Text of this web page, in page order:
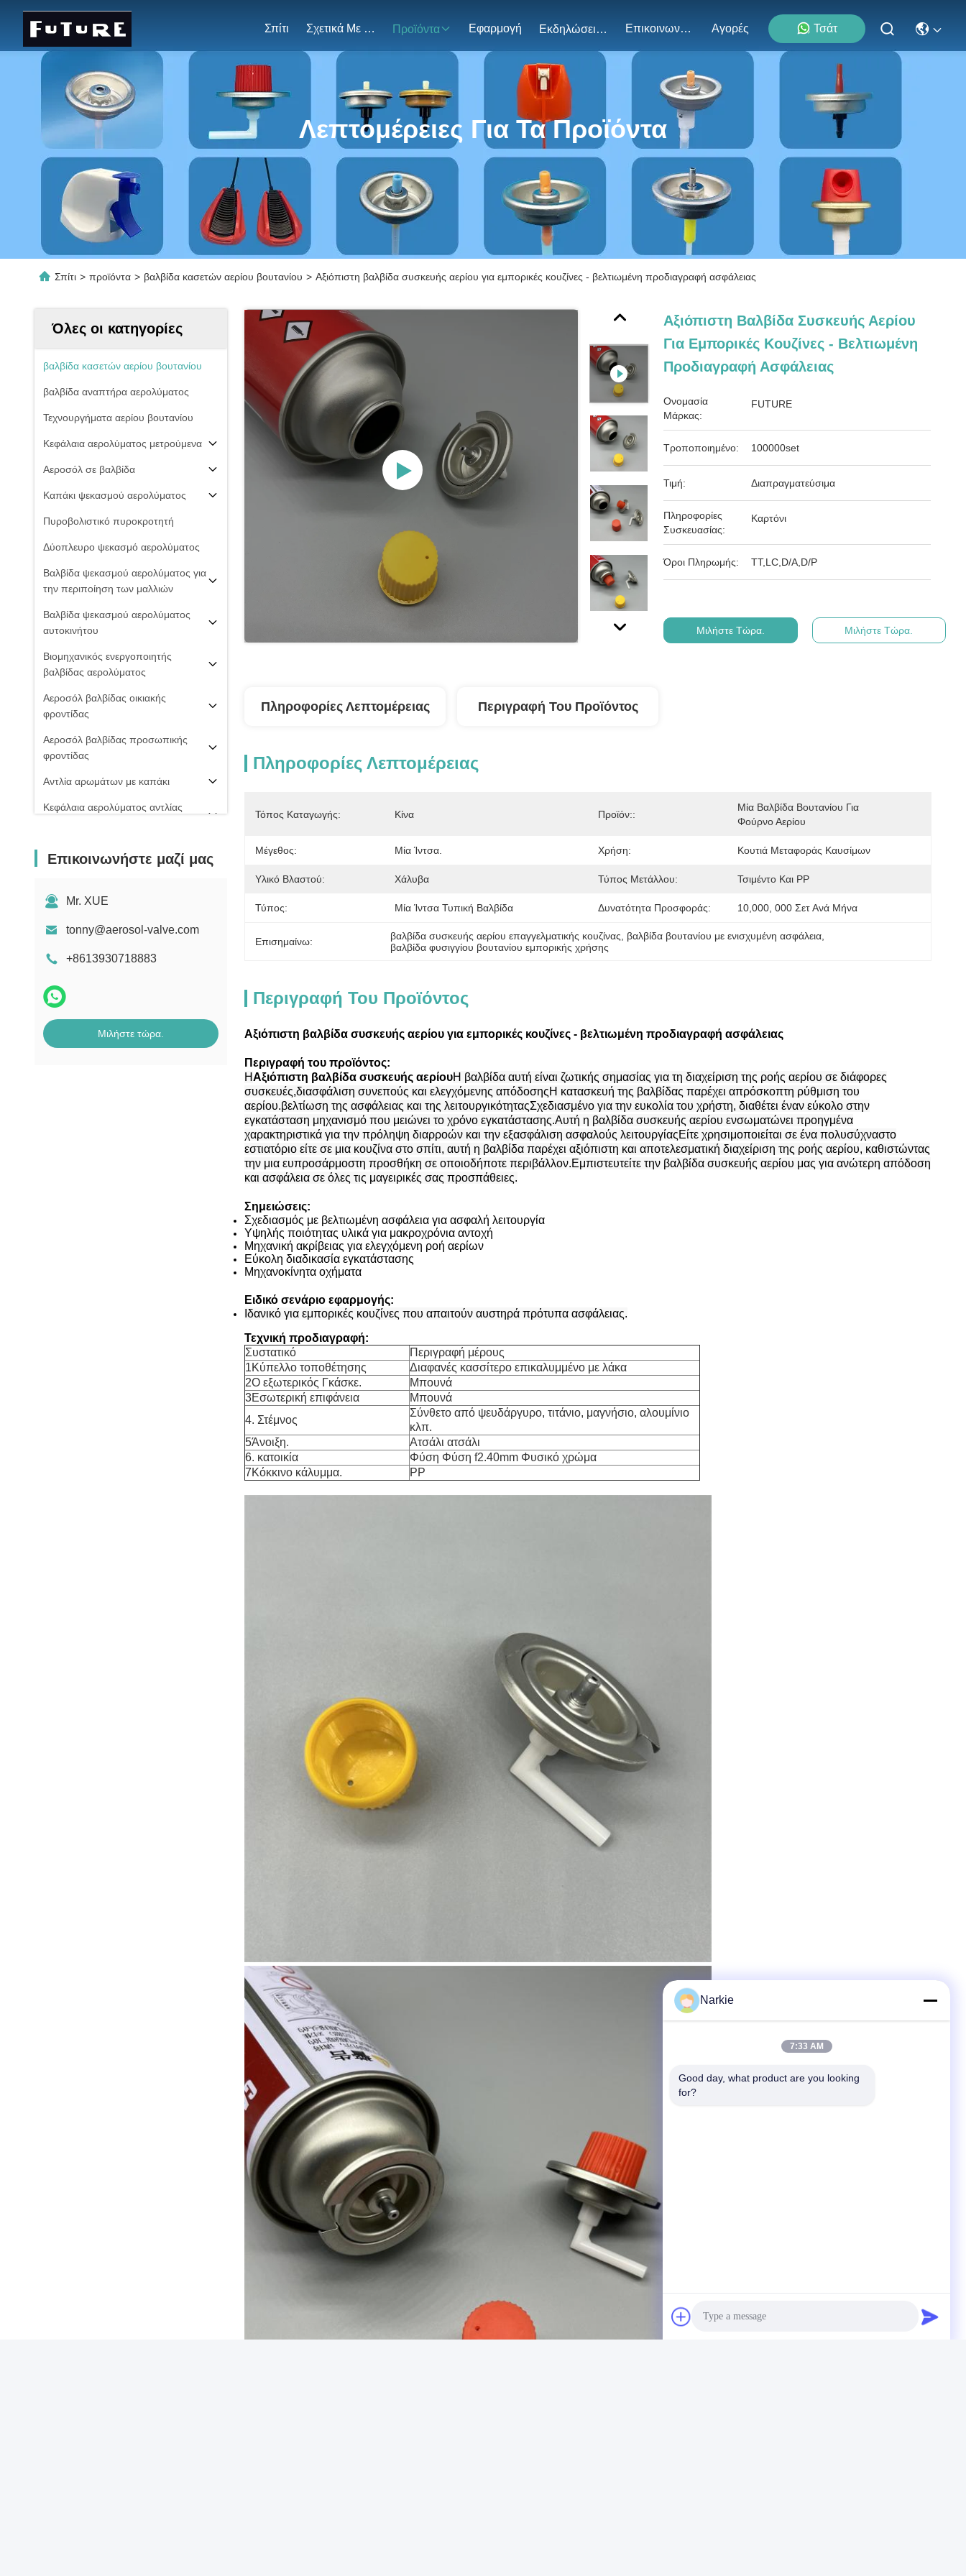
Σπίτι Σχετικά Με Εμάς Προϊόντα Εφαρμογή Εκδηλώσεις Επικοινωνήστε Μαζί Μας Αγορές Τσάτ
Λεπτομέρειες Για Τα Προϊόντα
Σπίτι > προϊόντα > βαλβίδα κασετών αερίου βουτανίου > Αξιόπιστη βαλβίδα συσκευής αερίου για εμπορικές κουζίνες - βελτιωμένη προδιαγραφή ασφάλειας
Όλες οι κατηγορίες
βαλβίδα κασετών αερίου βουτανίου
βαλβίδα αναπτήρα αερολύματος
Τεχνουργήματα αερίου βουτανίου
Κεφάλαια αερολύματος μετρούμενα
Αεροσόλ σε βαλβίδα
Καπάκι ψεκασμού αερολύματος
Πυροβολιστικό πυροκροτητή
Δύοπλευρο ψεκασμό αερολύματος
Βαλβίδα ψεκασμού αερολύματος για
την περιποίηση των μαλλιών
Βαλβίδα ψεκασμού αερολύματος
αυτοκινήτου
Βιομηχανικός ενεργοποιητής
βαλβίδας αερολύματος
Αεροσόλ βαλβίδας οικιακής
φροντίδας
Αεροσόλ βαλβίδας προσωπικής
φροντίδας
Αντλία αρωμάτων με καπάκι
Κεφάλαια αερολύματος αντλίας
Σπρέι πιπεριού
μηχανή πλήρωσης αερολύματος
Επικοινωνήστε μαζί μας
Mr. XUE
tonny@aerosol-valve.com
+8613930718883
Μιλήστε τώρα.
Αξιόπιστη Βαλβίδα Συσκευής Αερίου
Για Εμπορικές Κουζίνες - Βελτιωμένη
Προδιαγραφή Ασφάλειας
Ονομασία
Μάρκας:
FUTURE
Τροποποιημένο: 100000set
Τιμή: Διαπραγματεύσιμα
Πληροφορίες
Συσκευασίας:
Καρτόνι
Όροι Πληρωμής: ΤΤ,LC,D/A,D/P
Μιλήστε Τώρα. Μιλήστε Τώρα.
Πληροφορίες Λεπτομέρειας Περιγραφή Του Προϊόντος
Πληροφορίες Λεπτομέρειας
Τόπος Καταγωγής: Κίνα Προϊόν::
Μία Βαλβίδα Βουτανίου Για
Φούρνο Αερίου
Μέγεθος: Μία Ίντσα. Χρήση: Κουτιά Μεταφοράς Καυσίμων
Υλικό Βλαστού: Χάλυβα Τύπος Μετάλλου: Τσιμέντο Και PP
Τύπος: Μία Ίντσα Τυπική Βαλβίδα Δυνατότητα Προσφοράς: 10,000, 000 Σετ Ανά Μήνα
Επισημαίνω: βαλβίδα συσκευής αερίου επαγγελματικής κουζίνας βαλβίδα βουτανίου με ενισχυμένη ασφάλεια
βαλβίδα φυσιγγίου βουτανίου εμπορικής χρήσης
Περιγραφή Του Προϊόντος
Αξιόπιστη βαλβίδα συσκευής αερίου για εμπορικές κουζίνες - βελτιωμένη προδιαγραφή ασφάλειας
Περιγραφή του προϊόντος:
ΗΑξιόπιστη βαλβίδα συσκευής αερίουΗ βαλβίδα αυτή είναι ζωτικής σημασίας για τη διαχείριση της ροής αερίου σε διάφορες
συσκευές,διασφάλιση συνεπούς και ελεγχόμενης απόδοσηςΗ κατασκευή της βαλβίδας παρέχει απρόσκοπτη ρύθμιση του
αερίου.βελτίωση της ασφάλειας και της λειτουργικότηταςΣχεδιασμένο για την ευκολία του χρήστη, διαθέτει έναν εύκολο στην
εγκατάσταση μηχανισμό που μειώνει το χρόνο εγκατάστασης.Αυτή η βαλβίδα συσκευής αερίου ενσωματώνει προηγμένα
χαρακτηριστικά για την πρόληψη διαρροών και την εξασφάλιση ασφαλούς λειτουργίαςΕίτε χρησιμοποιείται σε ένα πολυσύχναστο
εστιατόριο είτε σε μια κουζίνα στο σπίτι, αυτή η βαλβίδα παρέχει αξιόπιστη και αποτελεσματική διαχείριση της ροής αερίου, καθιστώντας
την μια ευπροσάρμοστη προσθήκη σε οποιοδήποτε περιβάλλον.Εμπιστευτείτε την βαλβίδα συσκευής αερίου μας για ανώτερη απόδοση
και ασφάλεια σε όλες τις μαγειρικές σας προσπάθειες.
Σημειώσεις:
Σχεδιασμός με βελτιωμένη ασφάλεια για ασφαλή λειτουργία
Υψηλής ποιότητας υλικά για μακροχρόνια αντοχή
Μηχανική ακρίβειας για ελεγχόμενη ροή αερίων
Εύκολη διαδικασία εγκατάστασης
Μηχανοκίνητα οχήματα
Ειδικό σενάριο εφαρμογής:
Ιδανικό για εμπορικές κουζίνες που απαιτούν αυστηρά πρότυπα ασφάλειας.
Τεχνική προδιαγραφή:
Συστατικό
Περιγραφή μέρους
1Κύπελλο τοποθέτησης
Διαφανές κασσίτερο επικαλυμμένο με λάκα
2Ο εξωτερικός Γκάσκε.
Μπουνά
3Εσωτερική επιφάνεια
Μπουνά
4. Στέμνος
Σύνθετο από ψευδάργυρο, τιτάνιο, μαγνήσιο, αλουμίνιο
κλπ.
5Άνοιξη.
Ατσάλι ατσάλι
6. κατοικία
Φύση Φύση f2.40mm Φυσικό χρώμα
7Κόκκινο κάλυμμα.
PP
Narkie
7:33 AM
Good day, what product are you looking
for?